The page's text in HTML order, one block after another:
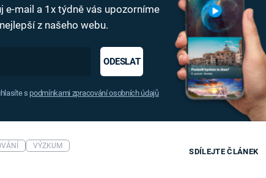
e-mail a 1x týdně vás upozorníme
z našeho webu.
ODESLAT
s podmínkami zpracování osobních údajů
SDÍLEJTE ČLÁNEK
VÝZKUM